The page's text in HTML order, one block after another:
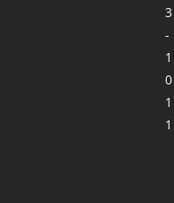
3
-
1
0
1
1